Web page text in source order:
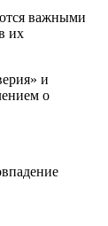
важными
их
и
о